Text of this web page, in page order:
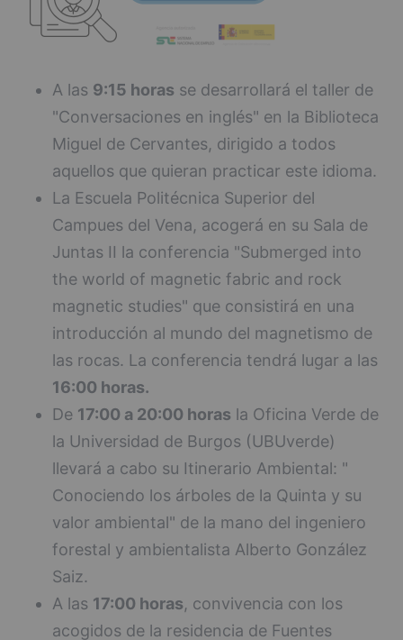
A las 9:15 horas se desarrollará el taller de
"Conversaciones en inglés" en la Biblioteca
Miguel de Cervantes, dirigido a todos
aquellos que quieran practicar este idioma.
La Escuela Politécnica Superior del
Campues del Vena, acogerá en su Sala de
Juntas II la conferencia "Submerged into
the world of magnetic fabric and rock
magnetic studies" que consistirá en una
introducción al mundo del magnetismo de
las rocas. La conferencia tendrá lugar a las
16:00 horas.
De 17:00 a 20:00 horas la Oficina Verde de
la Universidad de Burgos (UBUverde)
llevará a cabo su Itinerario Ambiental: "
Conociendo los árboles de la Quinta y su
valor ambiental" de la mano del ingeniero
forestal y ambientalista Alberto González
Saiz.
A las 17:00 horas, convivencia con los
acogidos de la residencia de Fuentes